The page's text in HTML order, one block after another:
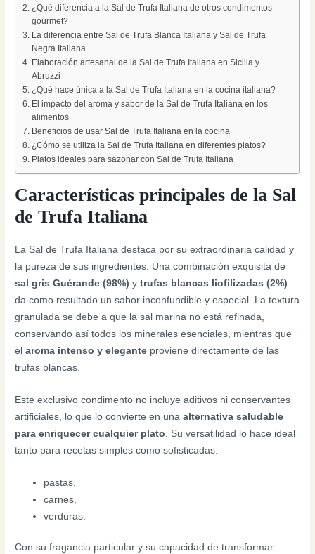
¿Qué diferencia a la Sal de Trufa Italiana de otros condimentos
gourmet?
La diferencia entre Sal de Trufa Blanca Italiana y Sal de Trufa
Negra Italiana
Elaboración artesanal de la Sal de Trufa Italiana en Sicilia y
Abruzzi
¿Qué hace única a la Sal de Trufa Italiana en la cocina italiana?
El impacto del aroma y sabor de la Sal de Trufa Italiana en los
alimentos
Beneficios de usar Sal de Trufa Italiana en la cocina
¿Cómo se utiliza la Sal de Trufa Italiana en diferentes platos?
Platos ideales para sazonar con Sal de Trufa Italiana
Características principales de la Sal
de Trufa Italiana
La Sal de Trufa Italiana destaca por su extraordinaria calidad y
la pureza de sus ingredientes. Una combinación exquisita de
sal gris Guérande (98%) ytrufas blancas liofilizadas (2%)
da como resultado un sabor inconfundible y especial. La textura
granulada se debe a que la sal marina no está refinada,
conservando así todos los minerales esenciales, mientras que
elaroma intenso y elegante proviene directamente de las
trufas blancas.
Este exclusivo condimento no incluye aditivos ni conservantes
artificiales, lo que lo convierte en unaalternativa saludable
para enriquecer cualquier plato . Su versatilidad lo hace ideal
tanto para recetas simples como sofisticadas:
pastas,
carnes,
verduras.
Con su fragancia particular y su capacidad de transformar